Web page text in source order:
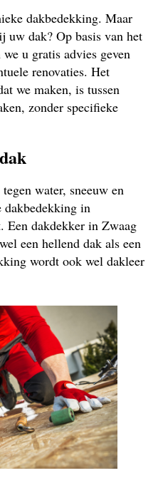
dakbedekking. Maar
uw dak? Op basis van het
u gratis advies geven
renovaties. Het
we maken, is tussen
zonder specifieke
water, sneeuw en
dakbedekking in
Een dakdekker in Zwaag
een hellend dak als een
wordt ook wel dakleer